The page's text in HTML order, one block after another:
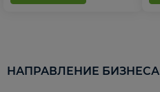
НАПРАВЛЕНИЕ БИЗНЕСА